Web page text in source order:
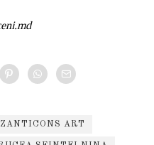
ART